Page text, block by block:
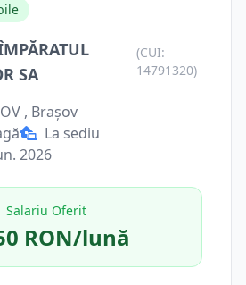
SA
(CUI:
14791320)
, Brașov
La sediu
2026
Salariu Oferit
RON/lună